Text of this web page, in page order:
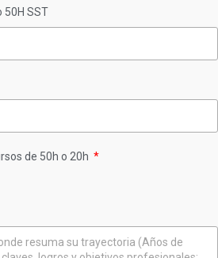
50H SST
de 50h o 20h